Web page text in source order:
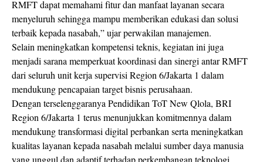
RMFT dapat memahami fitur dan manfaat layanan secara
menyeluruh sehingga mampu memberikan edukasi dan solusi
terbaik kepada nasabah,” ujar perwakilan manajemen.
Selain meningkatkan kompetensi teknis, kegiatan ini juga
menjadi sarana memperkuat koordinasi dan sinergi antar RMFT
dari seluruh unit kerja supervisi Region 6/Jakarta 1 dalam
mendukung pencapaian target bisnis perusahaan.
Dengan terselenggaranya Pendidikan ToT New Qlola, BRI
Region 6/Jakarta 1 terus menunjukkan komitmennya dalam
mendukung transformasi digital perbankan serta meningkatkan
kualitas layanan kepada nasabah melalui sumber daya manusia
yang unggul dan adaptif terhadap perkembangan teknologi.